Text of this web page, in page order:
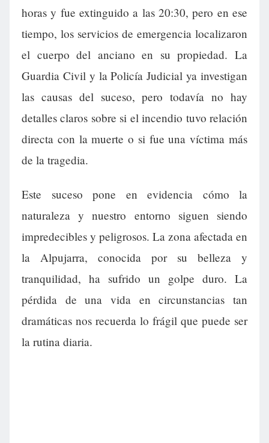
horas y fue extinguido a las 20:30, pero en ese
tiempo, los servicios de emergencia localizaron
el cuerpo del anciano en su propiedad. La
Guardia Civil y la Policía Judicial ya investigan
las causas del suceso, pero todavía no hay
detalles claros sobre si el incendio tuvo relación
directa con la muerte o si fue una víctima más
de la tragedia.
Este suceso pone en evidencia cómo la
naturaleza y nuestro entorno siguen siendo
impredecibles y peligrosos. La zona afectada en
la Alpujarra, conocida por su belleza y
tranquilidad, ha sufrido un golpe duro. La
pérdida de una vida en circunstancias tan
dramáticas nos recuerda lo frágil que puede ser
la rutina diaria.